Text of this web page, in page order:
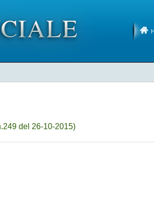
del 26-10-2015)